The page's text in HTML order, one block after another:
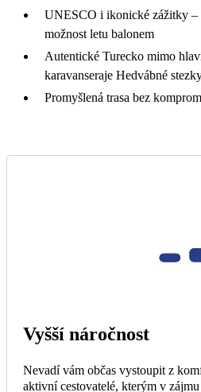
UNESCO i ikonické zážitky –
možnost letu balonem
Autentické Turecko mimo
karavanseraje Hedvábné
Promyšlená trasa bez
Vyšší náročnost
Nevadí vám občas vystoupit z
aktivní cestovatelé, kterým v